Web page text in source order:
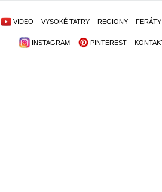
VIDEO - VYSOKÉ TATRY - REGIONY - FERÁTY
- INSTAGRAM - PINTEREST -